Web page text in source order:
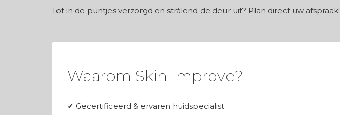
Tot in de puntjes verzorgd en strálend de deur uit? Plan direct uw afspraak!
Waarom Skin Improve?
✓ Gecertificeerd & ervaren huidspecialist